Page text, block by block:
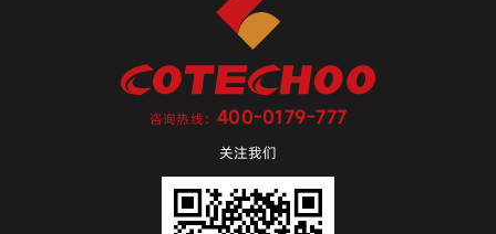
咨询热线：400-0179-777
关注我们